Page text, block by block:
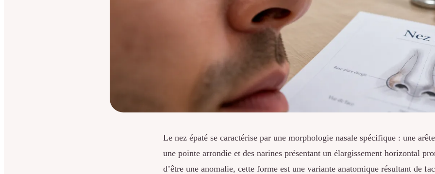
Le nez épaté se caractérise par une morphologie nasale spécifique : une
une pointe arrondie et des narines présentant un élargissement horizontal
d’être une anomalie, cette forme est une variante anatomique résultant de